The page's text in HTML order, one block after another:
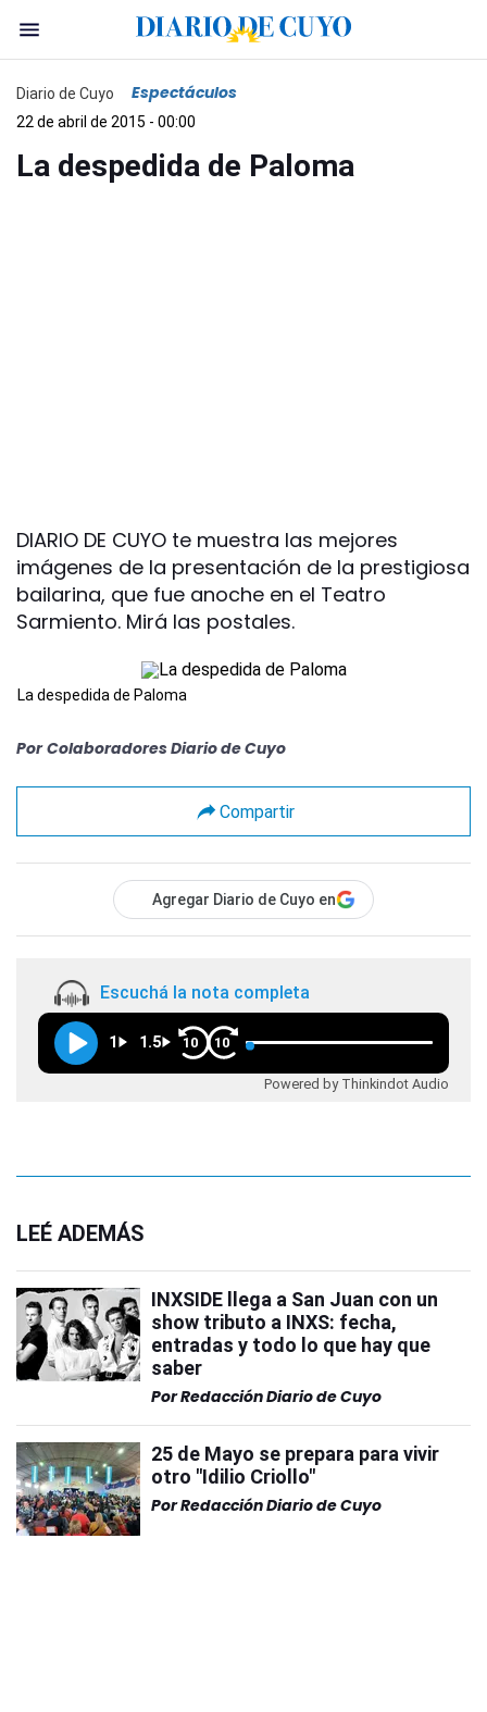
Diario de Cuyo Espectáculos
22 de abril de 2015 - 00:00
La despedida de Paloma
DIARIO DE CUYO te muestra las mejores
imágenes de la presentación de la prestigiosa
bailarina, que fue anoche en el Teatro
Sarmiento. Mirá las postales.
La despedida de Paloma
Por Colaboradores Diario de Cuyo
Compartir
Agregar Diario de Cuyo en
Escuchá la nota completa
1 1.5 10 10
Powered by Thinkindot Audio
LEÉ ADEMÁS
INXSIDE llega a San Juan con un
show tributo a INXS: fecha,
entradas y todo lo que hay que
saber
PorRedacción Diario de Cuyo
25 de Mayo se prepara para vivir
otro "Idilio Criollo"
PorRedacción Diario de Cuyo